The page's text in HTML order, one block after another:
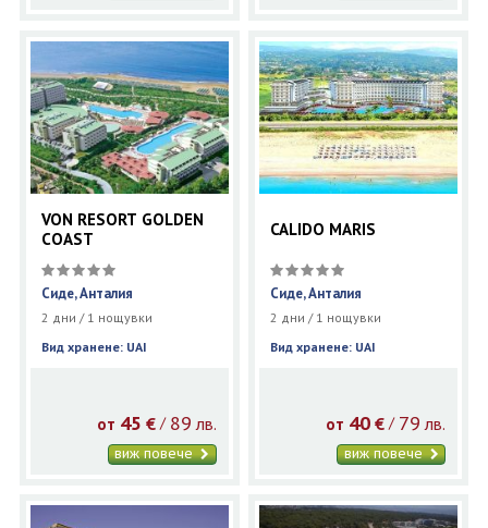
VON RESORT GOLDEN
COAST
Сиде, Анталия
2 дни / 1 нощувки
Вид хранене: UAI
от 45 €/ 89 лв.
виж повече
CALIDO MARIS
Сиде, Анталия
2 дни / 1 нощувки
Вид хранене: UAI
от 40 € / 79 лв.
виж повече